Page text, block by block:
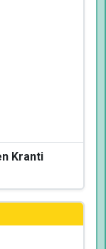
Kranti